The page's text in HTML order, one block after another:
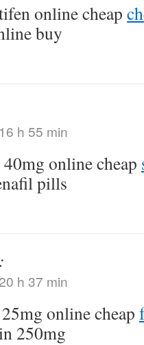
online cheap
buy
h 55 min
online cheap
pills
h 37 min
online cheap
250mg